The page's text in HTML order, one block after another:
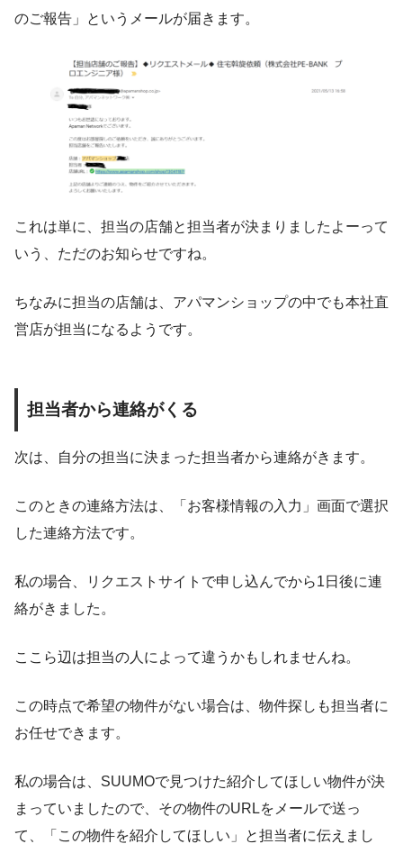
のご報告」というメールが届きます。
これは単に、担当の店舗と担当者が決まりましたよーって
いう、ただのお知らせですね。
ちなみに担当の店舗は、アパマンショップの中でも本社直
営店が担当になるようです。
担当者から連絡がくる
次は、自分の担当に決まった担当者から連絡がきます。
このときの連絡方法は、「お客様情報の入力」画面で選択
した連絡方法です。
私の場合、リクエストサイトで申し込んでから1日後に連
絡がきました。
ここら辺は担当の人によって違うかもしれませんね。
この時点で希望の物件がない場合は、物件探しも担当者に
お任せできます。
私の場合は、SUUMOで見つけた紹介してほしい物件が決
まっていましたので、その物件のURLをメールで送っ
て、「この物件を紹介してほしい」と担当者に伝えまし